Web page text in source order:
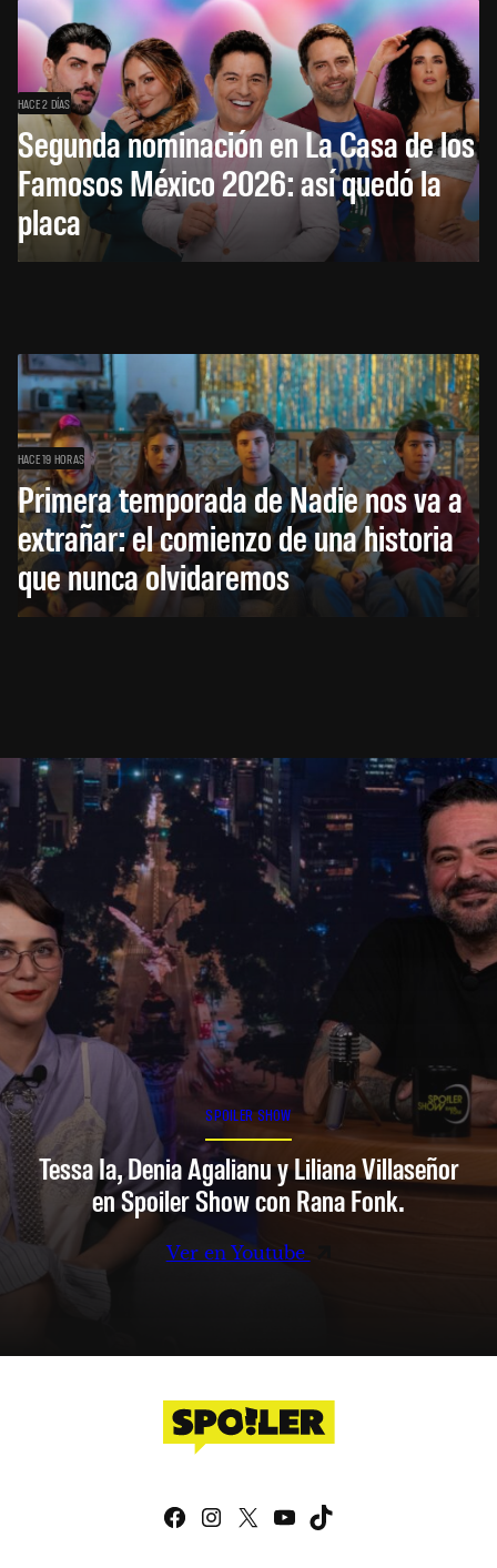
HACE 2 DÍAS
Segunda nominación en La Casa de los
Famosos México 2026: así quedó la
placa
HACE 19 HORAS
Primera temporada de Nadie nos va a
extrañar: el comienzo de una historia
que nunca olvidaremos
SPOILER SHOW
Tessa Ia, Denia Agalianu y Liliana Villaseñor
en Spoiler Show con Rana Fonk.
Ver en Youtube
Facebook
Instagram
X YouTube